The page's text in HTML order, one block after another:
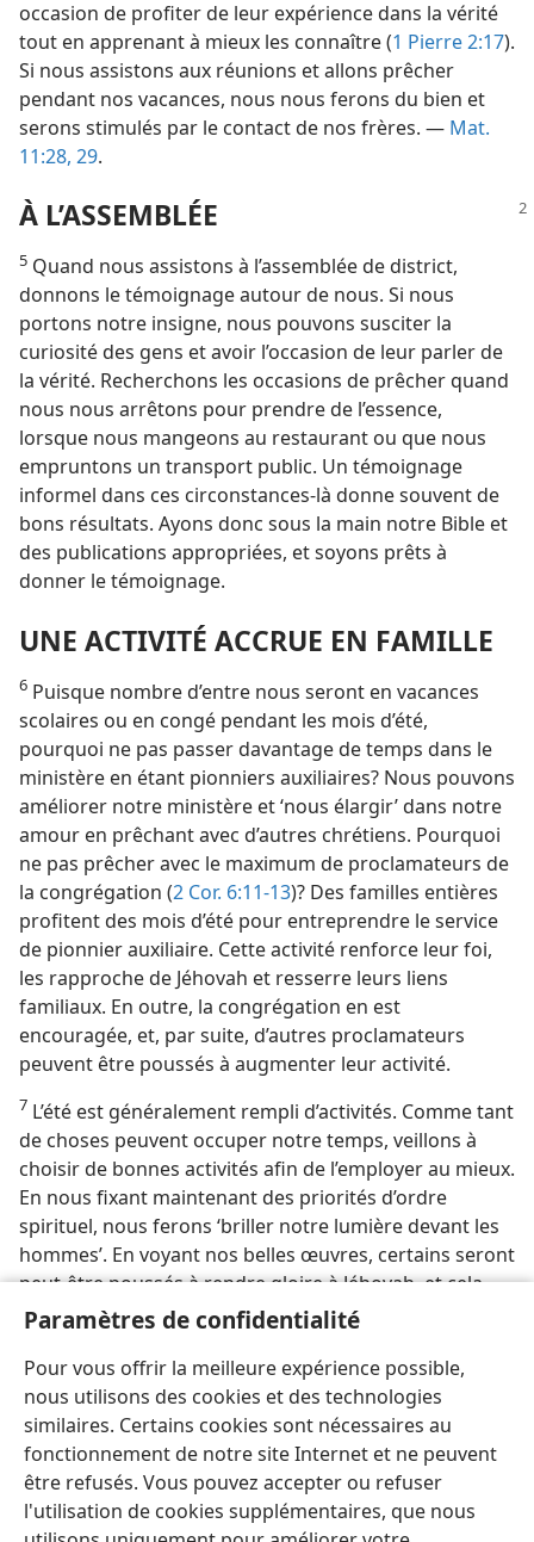
Paramètres de confidentialité
Pour vous offrir la meilleure expérience possible,
nous utilisons des cookies et des technologies
similaires. Certains cookies sont nécessaires au
fonctionnement de notre site Internet et ne peuvent
être refusés. Vous pouvez accepter ou refuser
l'utilisation de cookies supplémentaires, que nous
occasion de profiter de leur expérience dans la vérité
tout en apprenant à mieux les connaître (1 Pierre 2:17).
Si nous assistons aux réunions et allons prêcher
pendant nos vacances, nous nous ferons du bien et
serons stimulés par le contact de nos frères. — Mat.
11:28, 29.
À L’ASSEMBLÉE
5 Quand nous assistons à l’assemblée de district,
donnons le témoignage autour de nous. Si nous
portons notre insigne, nous pouvons susciter la
curiosité des gens et avoir l’occasion de leur parler de
la vérité. Recherchons les occasions de prêcher quand
nous nous arrêtons pour prendre de l’essence,
lorsque nous mangeons au restaurant ou que nous
empruntons un transport public. Un témoignage
informel dans ces circonstances-​là donne souvent de
bons résultats. Ayons donc sous la main notre Bible et
des publications appropriées, et soyons prêts à
donner le témoignage.
UNE ACTIVITÉ ACCRUE EN FAMILLE
6 Puisque nombre d’entre nous seront en vacances
scolaires ou en congé pendant les mois d’été,
pourquoi ne pas passer davantage de temps dans le
ministère en étant pionniers auxiliaires? Nous pouvons
améliorer notre ministère et ‘nous élargir’ dans notre
amour en prêchant avec d’autres chrétiens. Pourquoi
ne pas prêcher avec le maximum de proclamateurs de
la congrégation (2 Cor. 6:11-13)? Des familles entières
profitent des mois d’été pour entreprendre le service
de pionnier auxiliaire. Cette activité renforce leur foi,
les rapproche de Jéhovah et resserre leurs liens
familiaux. En outre, la congrégation en est
encouragée, et, par suite, d’autres proclamateurs
peuvent être poussés à augmenter leur activité.
7 L’été est généralement rempli d’activités. Comme tant
de choses peuvent occuper notre temps, veillons à
choisir de bonnes activités afin de l’employer au mieux.
En nous fixant maintenant des priorités d’ordre
spirituel, nous ferons ‘briller notre lumière devant les
hommes’. En voyant nos belles œuvres, certains seront
peut-être poussés à rendre gloire à Jéhovah, et cela
parce que nous aurons saisi toutes les occasions de
—Mat. 5:16.
Français Partager Préférences